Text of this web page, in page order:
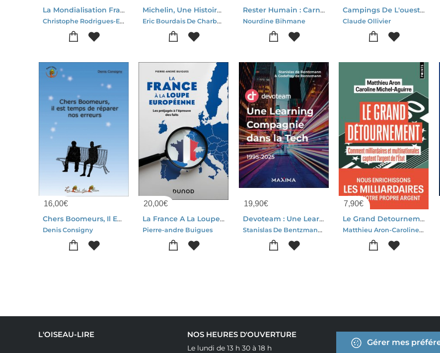
La Mondialisation Fragmentee : Comprendre Les Mutations De L'economie Mondiale
Christophe Rodrigues-Eric Keslassy
Michelin, Une Histoire Secrete
Eric Bourdais De Charbonniere-Michel Rollier
Rester Humain : Carnet De Route D'un Chef D'entreprise Face A L'intelligence Artificielle
Nourdine Bihmane
Campings De L'ouest : La Bonne Etoile
Claude Ollivier
16,00€
Chers Boomeurs, Il Est Temps De Reparer Nos Erreurs
Denis Consigny
20,00€
La France A La Loupe Europeenne : Les Prejuges A L'epreuve Des Faits
Pierre-andre Buigues
19,90€
Devoteam : Une Learning Compagnie Dans La Tech (1995-2025)
Stanislas De Bentzmann-Godefroy De Bentzmann
7,90€
Le Grand Detournement : Comment Milliardaires Et Multinationales Captent L'argent De L'etat
Matthieu Aron-Caroline Michel-aguirre
L'OISEAU-LIRE NOS HEURES D'OUVERTURE
Le lundi de 13 h 30 à 18 h
Gérer mes